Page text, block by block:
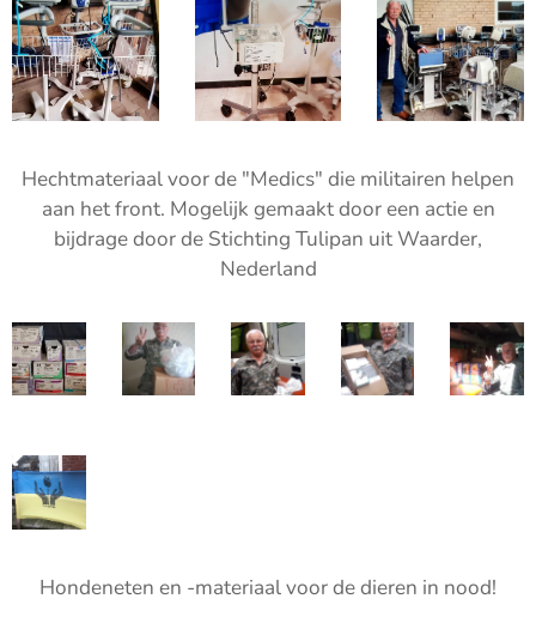
Hechtmateriaal voor de "Medics" die militairen helpen
aan het front. Mogelijk gemaakt door een actie en
bijdrage door de Stichting Tulipan uit Waarder,
Nederland
Hondeneten en -materiaal voor de dieren in nood!